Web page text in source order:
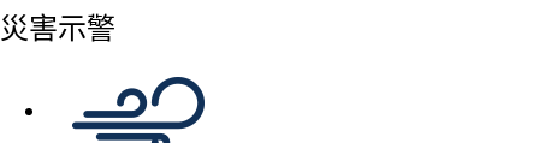
災害示警